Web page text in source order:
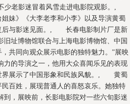
不少老影迷冒着风雪走进电影院观影。,
妹》《大李老李和小李》以及导演黄蜀
后与影迷见面。, 长春电影制片厂是新
旧址博物馆联合与上海电影博物馆、中国
共同向观众展示电影的独特魅力。”展映
的导演之一，他用大众喜闻乐见的表现
界展示了中国形象和民族风貌。, 黄蜀
百姓，展现普通人的喜怒哀乐。她独特
，展映前，长影电影院对一些六旬影迷